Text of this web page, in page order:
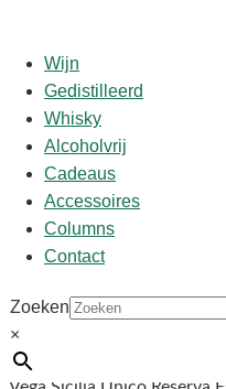
Wijn
Gedistilleerd
Whisky
Alcoholvrij
Cadeaus
Accessoires
Columns
Contact
Zoeken
×
Start/shop
Especial 2023
Vega Sicilia
Especial 2023
€